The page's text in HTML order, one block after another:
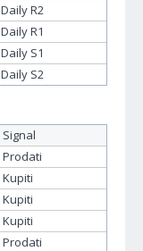
Daily R2
Daily R1
Daily S1
Daily S2
Signal
Prodati
Kupiti
Kupiti
Kupiti
Prodati